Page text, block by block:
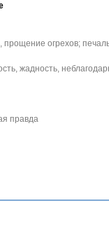
прощение огрехов;
жадность,
правда